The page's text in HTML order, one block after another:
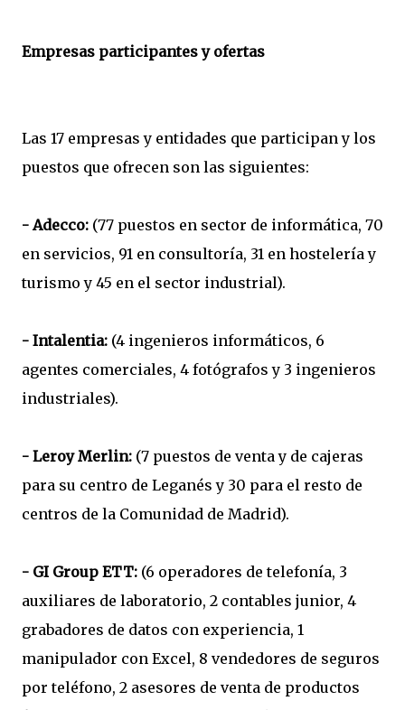
Empresas participantes y ofertas
Las 17 empresas y entidades que participan y los
puestos que ofrecen son las siguientes:
- Adecco: (77 puestos en sector de informática, 70
en servicios, 91 en consultoría, 31 en hostelería y
turismo y 45 en el sector industrial).
- Intalentia: (4 ingenieros informáticos, 6
agentes comerciales, 4 fotógrafos y 3 ingenieros
industriales).
- Leroy Merlin: (7 puestos de venta y de cajeras
para su centro de Leganés y 30 para el resto de
centros de la Comunidad de Madrid).
- GI Group ETT: (6 operadores de telefonía, 3
auxiliares de laboratorio, 2 contables junior, 4
grabadores de datos con experiencia, 1
manipulador con Excel, 8 vendedores de seguros
por teléfono, 2 asesores de venta de productos